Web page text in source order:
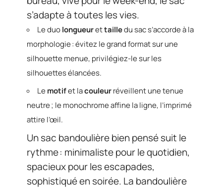
s’adapte à toutes les vies.
Le duolongueurettailledu sac s’accorde à la
morphologie : évitez le grand format sur une
silhouette menue, privilégiez-le sur les
silhouettes élancées.
Lemotifet lacouleurréveillent une tenue
neutre ; le monochrome affine la ligne, l’imprimé
attire l’œil.
Un sac bandoulière bien pensé suit le
rythme : minimaliste pour le quotidien,
spacieux pour les escapades,
sophistiqué en soirée. La bandoulière